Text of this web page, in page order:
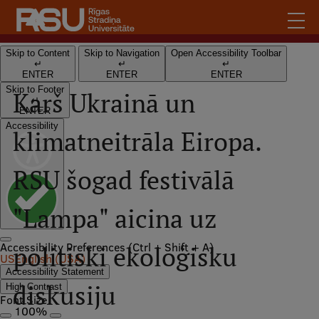
Skip to Content
↵
ENTER
Skip to Navigation
↵
ENTER
Open Accessibility Toolbar
↵
ENTER
Skip to Footer
↵
ENTER
Accessibility
Accessibility Preferences(Ctrl + Shift + A)
USEnglish (USA)
Accessibility Statement
High Contrast
Font Size
100%
Skip
main
content
English
Latviski
SearchMobile
augšējā
izvēlne
Meet Us
Students
Alumni
For Staff
For Employers
Library
Contacts
How to find us
.
Karš Ukrainā un
klimatneitrāla Eiropa.
RSU šogad festivālā
"Lampa" aicina uz
politiski ekoloģisku
diskusiju